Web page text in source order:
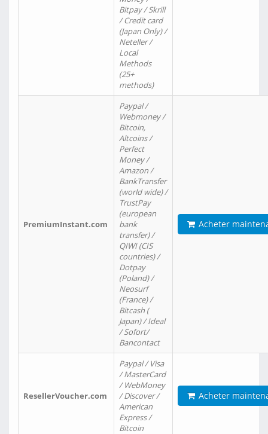
Bitpay / Skrill
/ Credit card
(Japan Only) /
Neteller /
Local
Methods
(25+
methods)
PremiumInstant.com
Paypal /
Webmoney /
Bitcoin,
Altcoins /
Perfect
Money /
Amazon /
BankTransfer
(world wide) /
TrustPay
(european
bank
transfer) /
QIWI (CIS
countries) /
Dotpay
(Poland) /
Neosurf
(France) /
Bitcash (
Japan) / Ideal
/ Sofort/
Bancontact
Acheter
ResellerVoucher.com
Paypal / Visa
/ MasterCard
/ WebMoney
/ Discover /
American
Express /
Bitcoin
Acheter